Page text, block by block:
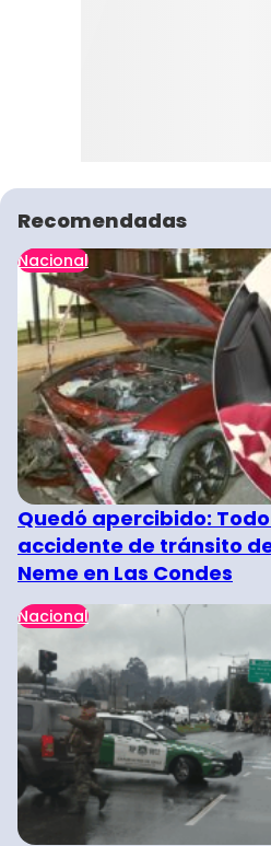
Recomendadas
Nacional
Quedó apercibido:
accidente de tránsito
Neme en Las Condes
Nacional